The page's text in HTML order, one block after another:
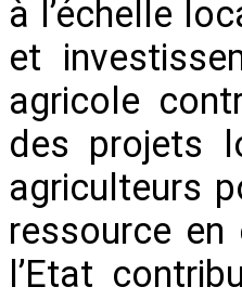
à l’échelle
et
agricole
des projets
agriculteurs
ressource
l’Etat